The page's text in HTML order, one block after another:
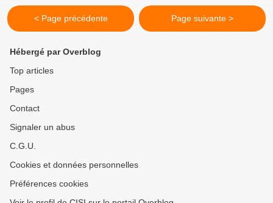
< Page précédente Page suivante >
Hébergé par Overblog
Top articles
Pages
Contact
Signaler un abus
C.G.U.
Cookies et données personnelles
Préférences cookies